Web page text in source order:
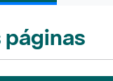
páginas